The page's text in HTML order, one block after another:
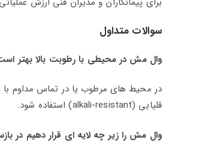
سوالات متداول
وال‌ مش در محیطی با رطوبت بالا بهتر
در محیط‌ های مرطوب یا در تماس مداوم با
قلیایی (alkali-resistant) استفاده شود.
وال‌ مش را زیر چه لایه‌ ای قرار دهیم در